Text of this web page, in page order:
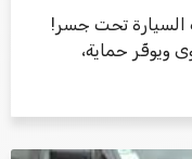
السيارة تحت جسر!
ويوفّر حماية،